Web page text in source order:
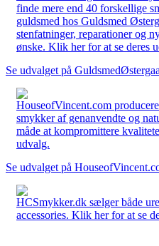
finde mere end 40 forskellige
guldsmed hos Guldsmed
stenfatninger, reparationer og
ønske. Klik her for at se deres
Se udvalget på
HouseofVincent.com
smykker af genanvendte og
måde at kompromittere
udvalg.
Se udvalget på
HCSmykker.dk sælger både
accessories. Klik her for at se